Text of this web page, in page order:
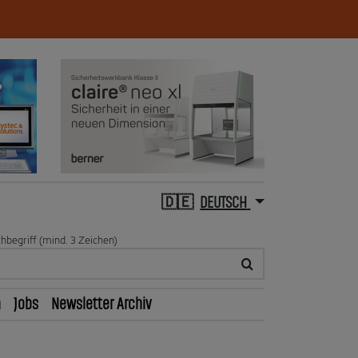
DEUTSCH
(mind. 3 Zeichen)
Jobs Newsletter Archiv